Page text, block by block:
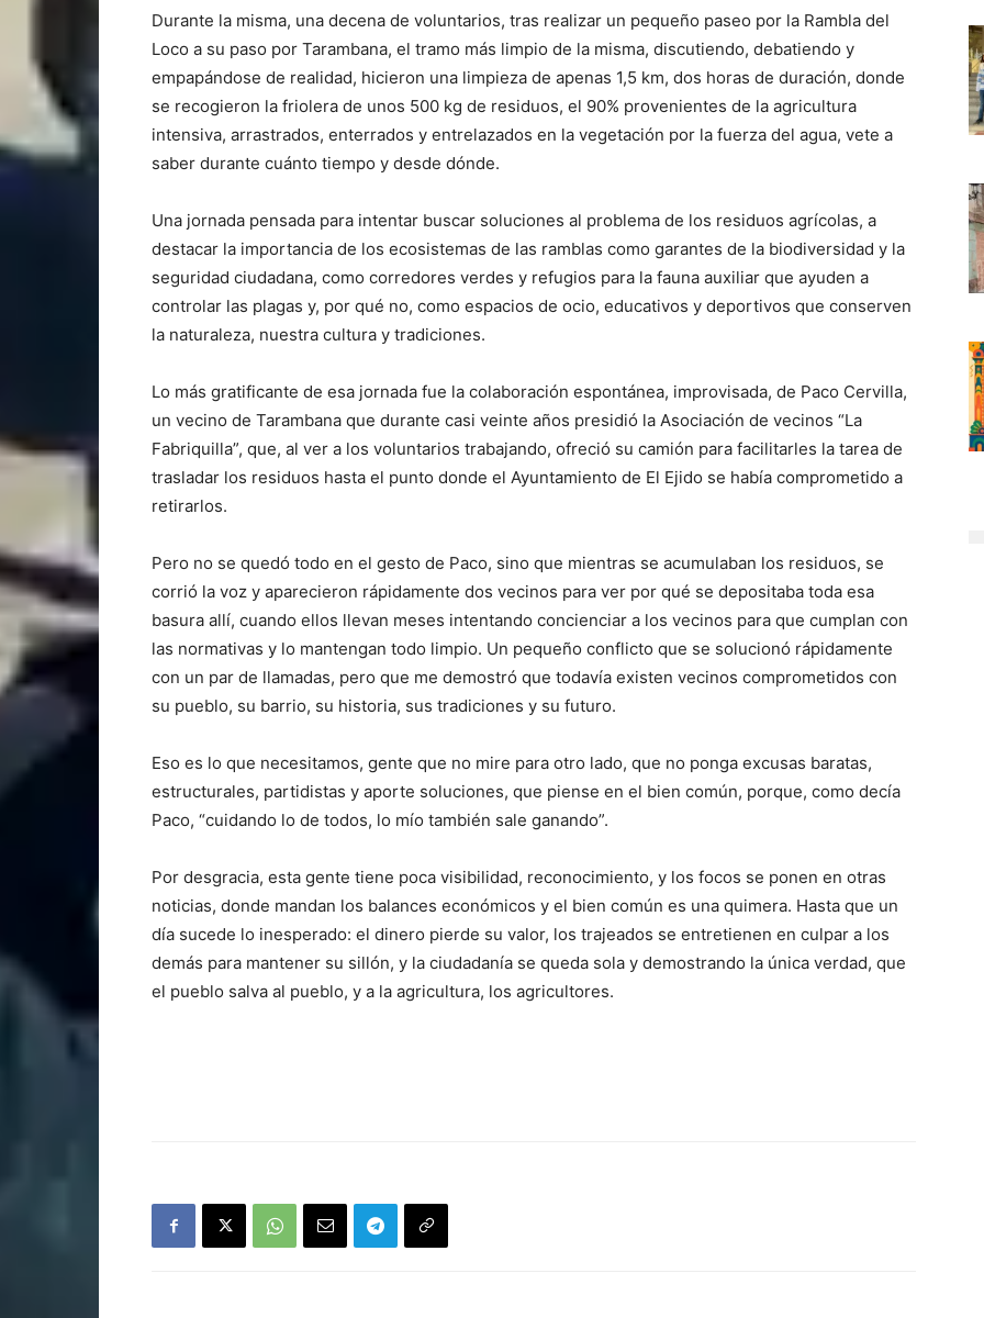
Durante la misma, una decena de voluntarios, tras realizar un pequeño paseo por la Rambla del
Loco a su paso por Tarambana, el tramo más limpio de la misma, discutiendo, debatiendo y
empapándose de realidad, hicieron una limpieza de apenas 1,5 km, dos horas de duración, donde
se recogieron la friolera de unos 500 kg de residuos, el 90% provenientes de la agricultura
intensiva, arrastrados, enterrados y entrelazados en la vegetación por la fuerza del agua, vete a
saber durante cuánto tiempo y desde dónde.
Una jornada pensada para intentar buscar soluciones al problema de los residuos agrícolas, a
destacar la importancia de los ecosistemas de las ramblas como garantes de la biodiversidad y la
seguridad ciudadana, como corredores verdes y refugios para la fauna auxiliar que ayuden a
controlar las plagas y, por qué no, como espacios de ocio, educativos y deportivos que conserven
la naturaleza, nuestra cultura y tradiciones.
Lo más gratificante de esa jornada fue la colaboración espontánea, improvisada, de Paco Cervilla,
un vecino de Tarambana que durante casi veinte años presidió la Asociación de vecinos “La
Fabriquilla”, que, al ver a los voluntarios trabajando, ofreció su camión para facilitarles la tarea de
trasladar los residuos hasta el punto donde el Ayuntamiento de El Ejido se había comprometido a
retirarlos.
Pero no se quedó todo en el gesto de Paco, sino que mientras se acumulaban los residuos, se
corrió la voz y aparecieron rápidamente dos vecinos para ver por qué se depositaba toda esa
basura allí, cuando ellos llevan meses intentando concienciar a los vecinos para que cumplan con
las normativas y lo mantengan todo limpio. Un pequeño conflicto que se solucionó rápidamente
con un par de llamadas, pero que me demostró que todavía existen vecinos comprometidos con
su pueblo, su barrio, su historia, sus tradiciones y su futuro.
Eso es lo que necesitamos, gente que no mire para otro lado, que no ponga excusas baratas,
estructurales, partidistas y aporte soluciones, que piense en el bien común, porque, como decía
Paco, “cuidando lo de todos, lo mío también sale ganando”.
Por desgracia, esta gente tiene poca visibilidad, reconocimiento, y los focos se ponen en otras
noticias, donde mandan los balances económicos y el bien común es una quimera. Hasta que un
día sucede lo inesperado: el dinero pierde su valor, los trajeados se entretienen en culpar a los
demás para mantener su sillón, y la ciudadanía se queda sola y demostrando la única verdad, que
el pueblo salva al pueblo, y a la agricultura, los agricultores.